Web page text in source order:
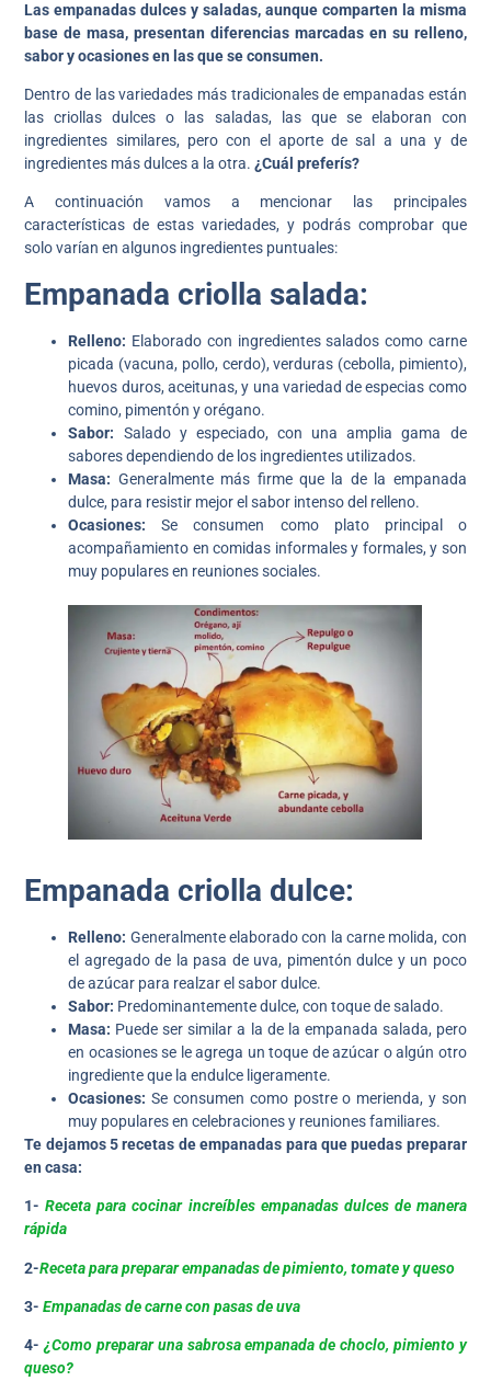
Las empanadas dulces y saladas, aunque comparten la misma
base de masa, presentan diferencias marcadas en su relleno,
sabor y ocasiones en las que se consumen.
Dentro de las variedades más tradicionales de empanadas están
las criollas dulces o las saladas, las que se elaboran con
ingredientes similares, pero con el aporte de sal a una y de
ingredientes más dulces a la otra.¿Cuál preferís?
A continuación vamos a mencionar las principales
características de estas variedades, y podrás comprobar que
solo varían en algunos ingredientes puntuales:
Empanada criolla salada:
Relleno: Elaborado con ingredientes salados como carne
picada (vacuna, pollo, cerdo), verduras (cebolla, pimiento),
huevos duros, aceitunas, y una variedad de especias como
comino, pimentón y orégano.
Sabor: Salado y especiado, con una amplia gama de
sabores dependiendo de los ingredientes utilizados.
Masa: Generalmente más firme que la de la empanada
dulce, para resistir mejor el sabor intenso del relleno.
Ocasiones: Se consumen como plato principal o
acompañamiento en comidas informales y formales, y son
muy populares en reuniones sociales.
Empanada criolla dulce:
Relleno: Generalmente elaborado con la carne molida, con
el agregado de la pasa de uva, pimentón dulce y un poco
de azúcar para realzar el sabor dulce.
Sabor: Predominantemente dulce, con toque de salado.
Masa: Puede ser similar a la de la empanada salada, pero
en ocasiones se le agrega un toque de azúcar o algún otro
ingrediente que la endulce ligeramente.
Ocasiones: Se consumen como postre o merienda, y son
muy populares en celebraciones y reuniones familiares.
Te dejamos 5 recetas de empanadas para que puedas preparar
en casa:
1- Receta para cocinar increíbles empanadas dulces de manera
rápida
2-Receta para preparar empanadas de pimiento, tomate y queso
3-Empanadas de carne con pasas de uva
4- ¿Como preparar una sabrosa empanada de choclo, pimiento y
queso?